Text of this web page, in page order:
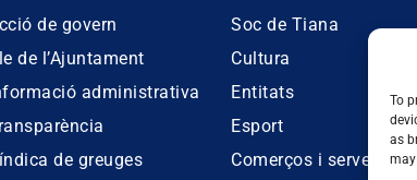
To
as
de govern
de l’Ajuntament
administrativa
de greuges
Soc de Tiana
Cultura
Entitats
Esport
Comerços i serveis